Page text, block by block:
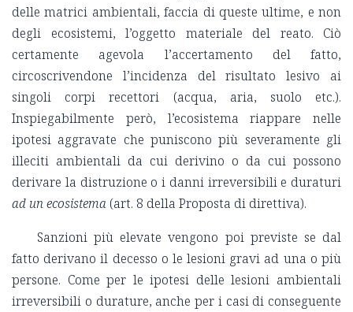
delle matrici ambientali, faccia di queste ultime, e non
degli ecosistemi, l’oggetto materiale del reato. Ciò
certamente agevola l’accertamento del fatto,
circoscrivendone l’incidenza del risultato lesivo ai
singoli corpi recettori (acqua, aria, suolo etc.).
Inspiegabilmente però, l’ecosistema riappare nelle
ipotesi aggravate che puniscono più severamente gli
illeciti ambientali da cui derivino o da cui possono
derivare la distruzione o i danni irreversibili e duraturi
ad un ecosistema (art. 8 della Proposta di direttiva).
Sanzioni più elevate vengono poi previste se dal
fatto derivano il decesso o le lesioni gravi ad una o più
persone. Come per le ipotesi delle lesioni ambientali
irreversibili o durature, anche per i casi di conseguente